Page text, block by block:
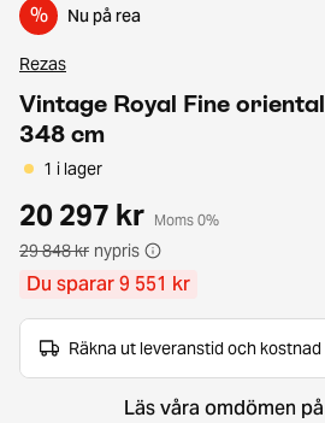
% Nu på rea
Rezas
Vintage Royal Fine
348 cm
1 i lager
20 297 kr Moms 0%
29 848 kr nypris
Du sparar 9 551 kr
Räkna ut leveranstid och kostnad
Läs våra omdömen